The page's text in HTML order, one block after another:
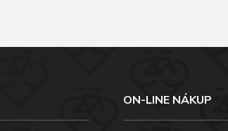
ON-LINE NÁKUP